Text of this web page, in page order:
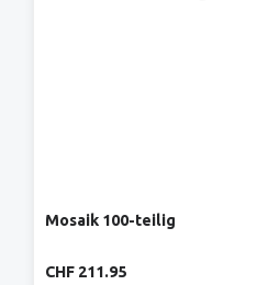
Mosaik 100-teilig
Regulärer Preis:
CHF 211.95